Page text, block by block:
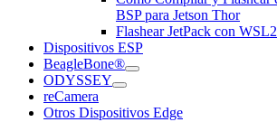
BSP para Jetson Thor
Flashear JetPack con WSL2
Dispositivos ESP
BeagleBone®
ODYSSEY
reCamera
Otros Dispositivos Edge